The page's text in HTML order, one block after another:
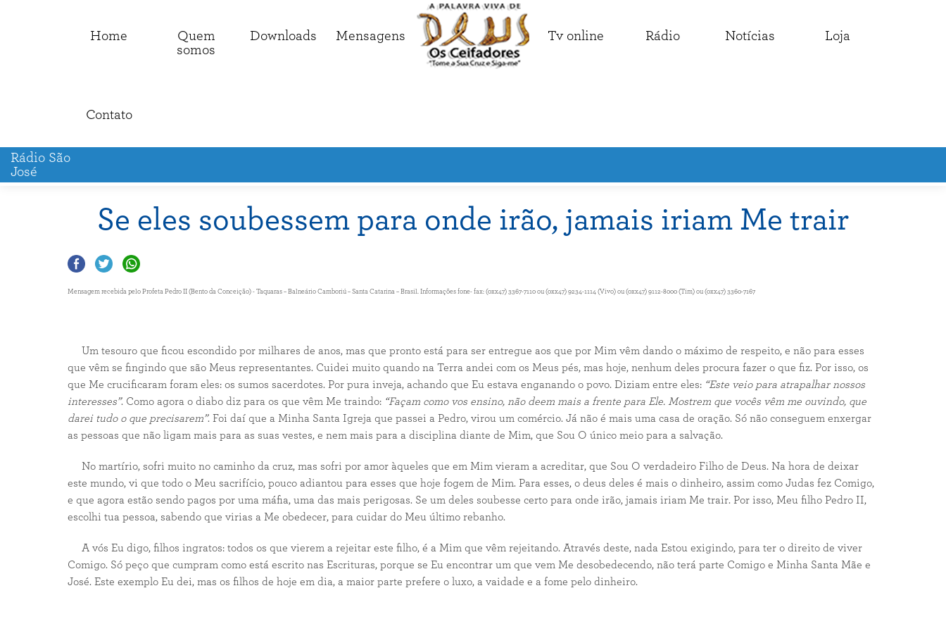
Home
Quem
somos
Downloads Mensagens Tv online Rádio Notícias Loja
Contato
Rádio São
José
Se eles soubessem para onde irão, jamais iriam Me trair
Mensagem recebida pelo Profeta Pedro II (Bento da Conceição) - Taquaras – Balneário Camboriú – Santa Catarina – Brasil. Informações fone- fax: (0xx47) 3367-7110 ou (0xx47) 9234-1114 (Vivo) ou (0xx47) 9112-8000 (Tim) ou (0xx47) 3360-7167
Um tesouro que ficou escondido por milhares de anos, mas que pronto está para ser entregue aos que por Mim vêm dando o máximo de respeito, e não para esses
que vêm se fingindo que são Meus representantes. Cuidei muito quando na Terra andei com os Meus pés, mas hoje, nenhum deles procura fazer o que fiz. Por isso, os
que Me crucificaram foram eles: os sumos sacerdotes. Por pura inveja, achando que Eu estava enganando o povo. Diziam entre eles: “Este veio para atrapalhar nossos
interesses”. Como agora o diabo diz para os que vêm Me traindo: “Façam como vos ensino, não deem mais a frente para Ele. Mostrem que vocês vêm me ouvindo, que
darei tudo o que precisarem”. Foi daí que a Minha Santa Igreja que passei a Pedro, virou um comércio. Já não é mais uma casa de oração. Só não conseguem enxergar
as pessoas que não ligam mais para as suas vestes, e nem mais para a disciplina diante de Mim, que Sou O único meio para a salvação.
No martírio, sofri muito no caminho da cruz, mas sofri por amor àqueles que em Mim vieram a acreditar, que Sou O verdadeiro Filho de Deus. Na hora de deixar
este mundo, vi que todo o Meu sacrifício, pouco adiantou para esses que hoje fogem de Mim. Para esses, o deus deles é mais o dinheiro, assim como Judas fez Comigo,
e que agora estão sendo pagos por uma máfia, uma das mais perigosas. Se um deles soubesse certo para onde irão, jamais iriam Me trair. Por isso, Meu filho Pedro II,
escolhi tua pessoa, sabendo que virias a Me obedecer, para cuidar do Meu último rebanho.
A vós Eu digo, filhos ingratos: todos os que vierem a rejeitar este filho, é a Mim que vêm rejeitando. Através deste, nada Estou exigindo, para ter o direito de viver
Comigo. Só peço que cumpram como está escrito nas Escrituras, porque se Eu encontrar um que vem Me desobedecendo, não terá parte Comigo e Minha Santa Mãe e
José. Este exemplo Eu dei, mas os filhos de hoje em dia, a maior parte prefere o luxo, a vaidade e a fome pelo dinheiro.